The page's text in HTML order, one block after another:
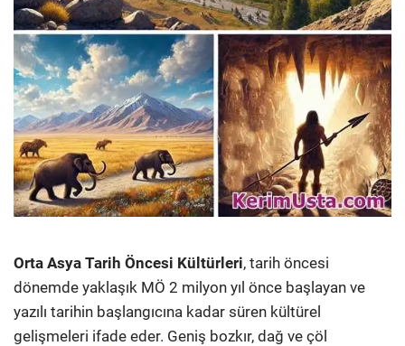
Orta Asya Tarih Öncesi Kültürleri, tarih öncesi
dönemde yaklaşık MÖ 2 milyon yıl önce başlayan ve
yazılı tarihin başlangıcına kadar süren kültürel
gelişmeleri ifade eder. Geniş bozkır, dağ ve çöl